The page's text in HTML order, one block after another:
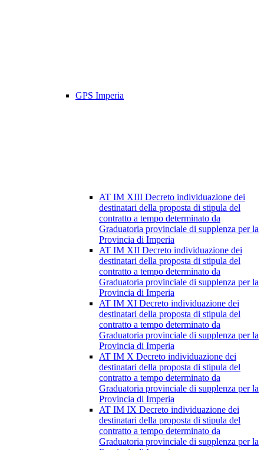
GPS Imperia
AT IM XIII Decreto individuazione dei
destinatari della proposta di stipula del
contratto a tempo determinato da
Graduatoria provinciale di supplenza per la
Provincia di Imperia
AT IM XII Decreto individuazione dei
destinatari della proposta di stipula del
contratto a tempo determinato da
Graduatoria provinciale di supplenza per la
Provincia di Imperia
AT IM XI Decreto individuazione dei
destinatari della proposta di stipula del
contratto a tempo determinato da
Graduatoria provinciale di supplenza per la
Provincia di Imperia
AT IM X Decreto individuazione dei
destinatari della proposta di stipula del
contratto a tempo determinato da
Graduatoria provinciale di supplenza per la
Provincia di Imperia
AT IM IX Decreto individuazione dei
destinatari della proposta di stipula del
contratto a tempo determinato da
Graduatoria provinciale di supplenza per la